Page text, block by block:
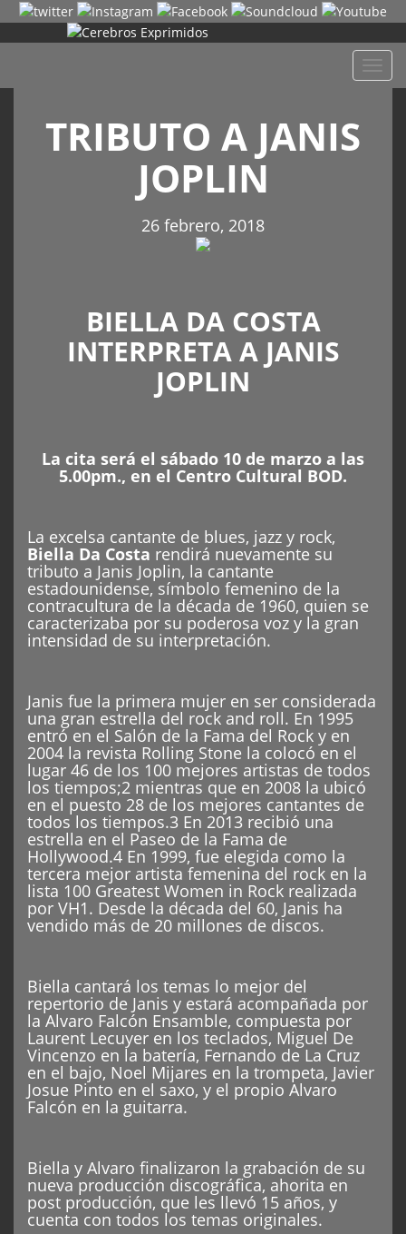
TRIBUTO A JANIS
JOPLIN
26 febrero, 2018
BIELLA DA COSTA
INTERPRETA A JANIS
JOPLIN
La cita será el sábado 10 de marzo a las
5.00pm., en el Centro Cultural BOD.
La excelsa cantante de blues, jazz y rock,
Biella Da Costa rendirá nuevamente su
tributo a Janis Joplin, la cantante
estadounidense, símbolo femenino de la
contracultura de la década de 1960, quien se
caracterizaba por su poderosa voz y la gran
intensidad de su interpretación.
Janis fue la primera mujer en ser considerada
una gran estrella del rock and roll. En 1995
entró en el Salón de la Fama del Rock y en
2004 la revista Rolling Stone la colocó en el
lugar 46 de los 100 mejores artistas de todos
los tiempos;2 mientras que en 2008 la ubicó
en el puesto 28 de los mejores cantantes de
todos los tiempos.3 En 2013 recibió una
estrella en el Paseo de la Fama de
Hollywood.4 En 1999, fue elegida como la
tercera mejor artista femenina del rock en la
lista 100 Greatest Women in Rock realizada
por VH1. Desde la década del 60, Janis ha
vendido más de 20 millones de discos.
Biella cantará los temas lo mejor del
repertorio de Janis y estará acompañada por
la Alvaro Falcón Ensamble, compuesta por
Laurent Lecuyer en los teclados, Miguel De
Vincenzo en la batería, Fernando de La Cruz
en el bajo, Noel Mijares en la trompeta, Javier
Josue Pinto en el saxo, y el propio Alvaro
Falcón en la guitarra.
Biella y Alvaro finalizaron la grabación de su
nueva producción discográfica, ahorita en
post producción, que les llevó 15 años, y
cuenta con todos los temas originales.